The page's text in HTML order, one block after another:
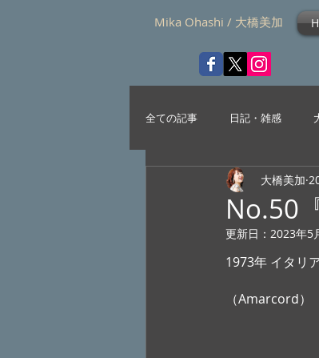
Mika Ohashi / 大橋美加
全ての記事 日記・雑感
No.50
大橋美加
更新日： 2023年5
1973年 イタリ
（Amarcord）